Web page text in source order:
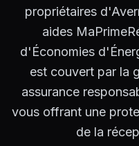
propriétaires
aides
d'Économies
est couvert par la
assurance
vous offrant une
de la